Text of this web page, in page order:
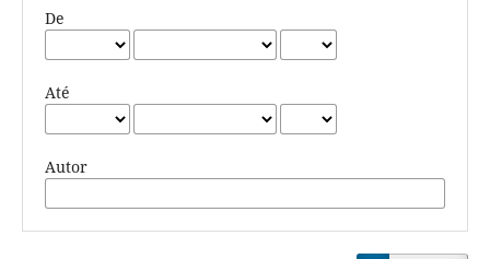
De
Até
Autor